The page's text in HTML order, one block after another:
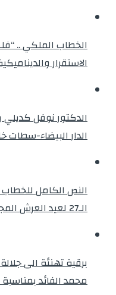
الخطاب الملكي ..
الاستقرار
الدار البيضاء-سطات
النص الكامل
الـ27 لعيد العرش المجيد
برقية تهنئة الى
محمد الفائد